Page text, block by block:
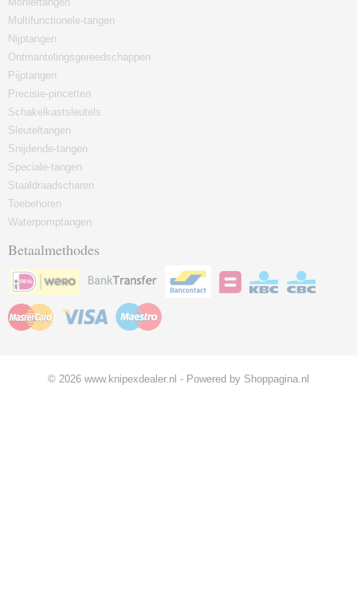
Multifunctionele-tangen
Nijptangen
Ontmantelingsgereedschappen
Pijptangen
Precisie-pincetten
Schakelkastsleutels
Sleuteltangen
Snijdende-tangen
Speciale-tangen
Staaldraadscharen
Toebehoren
Waterpomptangen
Betaalmethodes
© 2026 www.knipexdealer.nl - Powered by Shoppagina.nl